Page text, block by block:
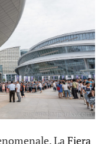
LaFiera